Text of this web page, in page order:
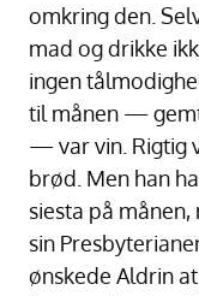
omkring den.
mad og drikke
ingen
til månen —
— var vin. Rigtig
brød. Men han
siesta på
sin
ønskede Aldrin